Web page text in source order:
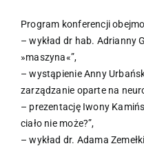
Program konferencji
– wykład dr hab. Adrianny
»maszyna«”,
– wystąpienie Anny
zarządzanie oparte na
– prezentację Iwony
ciało nie może?”,
– wykład dr. Adama